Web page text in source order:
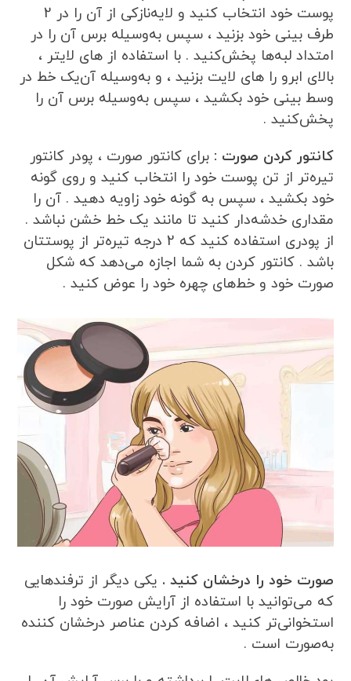
پوست خود انتخاب کنید و لایه‌نازکی از آن را در 2
طرف بینی خود بزنید ، سپس به‌وسیله برس آن را در
امتداد لبه‌ها پخش‌کنید . با استفاده از های لایتر ،
بالای ابرو را های لایت بزنید ، و به‌وسیله آن‌یک خط در
وسط بینی خود بکشید ، سپس به‌وسیله برس آن را
پخش‌کنید .
کانتور کردن صورت : برای کانتور صورت ، پودر کانتور
تیره‌تر از تن پوست خود را انتخاب کنید و روی گونه
خود بکشید ، سپس به گونه خود زاویه دهید . آن را
مقداری خدشه‌دار کنید تا مانند یک خط خشن نباشد .
از پودری استفاده کنید که 2 درجه تیره‌تر از پوستتان
باشد . کانتور کردن به شما اجازه می‌دهد که شکل
صورت خود و خط‌های چهره خود را عوض کنید .
صورت خود را درخشان کنید . یکی دیگر از ترفندهایی
که می‌توانید با استفاده از آرایش صورت خود را
استخوانی‌تر کنید ، اضافه کردن عناصر درخشان کننده
به‌صورت است .